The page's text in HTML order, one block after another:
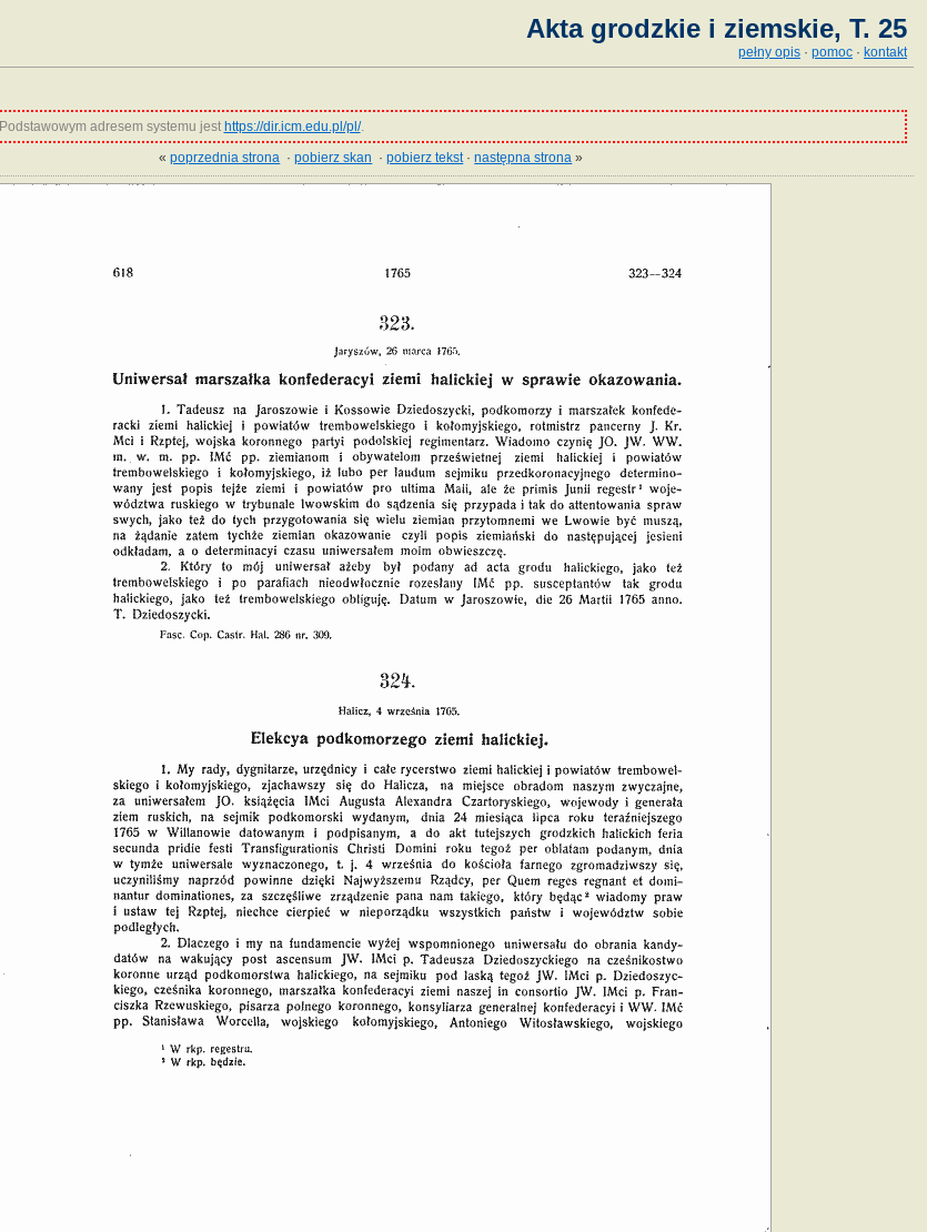
Akta grodzkie i ziemskie, T. 25
pełny opis · pomoc · kontakt
Podstawowym adresem systemu jest https://dir.icm.edu.pl/pl/.
«poprzednia strona ·pobierz skan ·pobierz tekst·następna strona »